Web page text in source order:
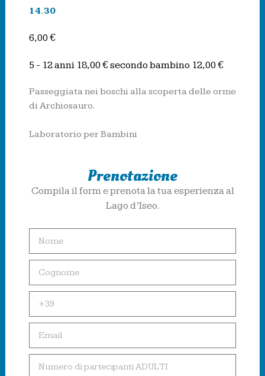
14.30
6,00 €
5 - 12 anni 18,00 € secondo bambino 12,00 €
Passeggiata nei boschi alla scoperta delle orme
di Archiosauro.
Laboratorio per Bambini
Prenotazione
Compila il form e prenota la tua esperienza al
Lago d’Iseo.